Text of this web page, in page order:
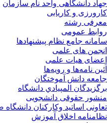
جهاد دانشگاهی واحد نام سازمان
کارورزی و کاریابی
معرفی رشته
روابط عمومی
سامانه جامع نظام پیشنهادها
انجمن های علمی
اعضای هیات علمی
آئین نامه‌ها و رویه‌ها
جامعه دانش آموختگان
برگزيدگان المپيادي دانشگاه
منشور حقوقی دانشجویی
تعاونی اساتید وکارکنان
نظامنامه اخلاق آموزش